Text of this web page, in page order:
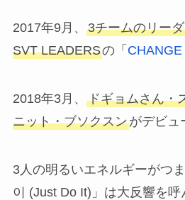
2017年9月、 3チームのリー
SVT LEADERSの「 CHANGE
2018年3月、 ドギョムさん・
ニット・ブソクスンがデビュ
3人の明るいエネルギーがつ
이 (Just Do It)」は大反響を呼